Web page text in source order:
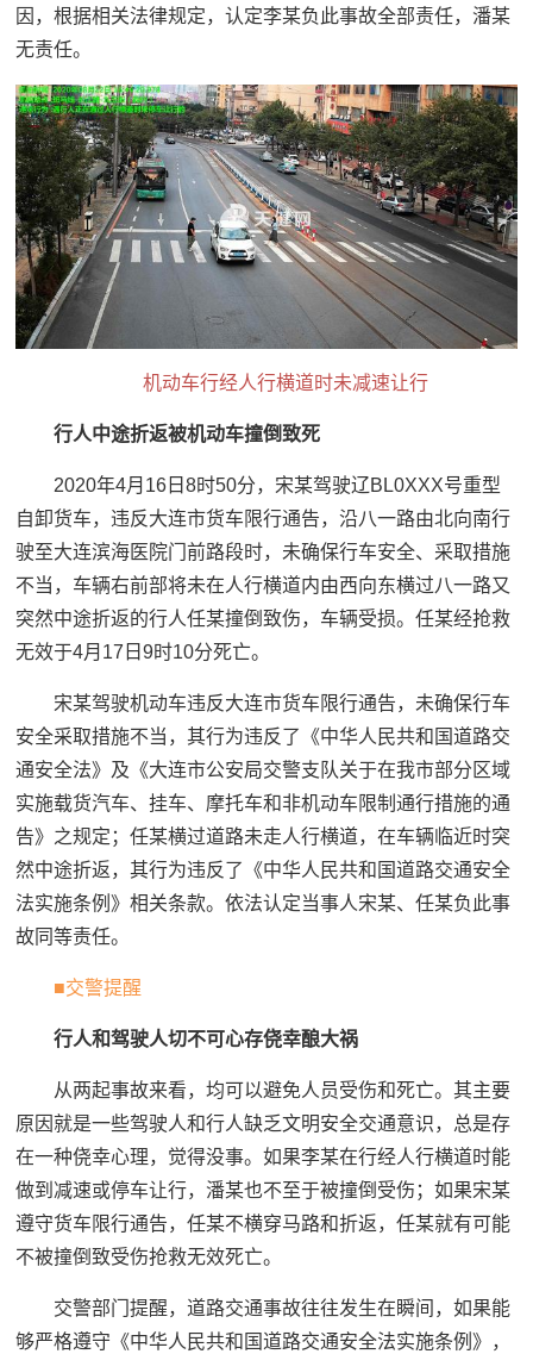
因，根据相关法律规定，认定李某负此事故全部责任，潘某
无责任。
机动车行经人行横道时未减速让行
行人中途折返被机动车撞倒致死
2020年4月16日8时50分，宋某驾驶辽BL0XXX号重型
自卸货车，违反大连市货车限行通告，沿八一路由北向南行
驶至大连滨海医院门前路段时，未确保行车安全、采取措施
不当，车辆右前部将未在人行横道内由西向东横过八一路又
突然中途折返的行人任某撞倒致伤，车辆受损。任某经抢救
无效于4月17日9时10分死亡。
宋某驾驶机动车违反大连市货车限行通告，未确保行车
安全采取措施不当，其行为违反了《中华人民共和国道路交
通安全法》及《大连市公安局交警支队关于在我市部分区域
实施载货汽车、挂车、摩托车和非机动车限制通行措施的通
告》之规定；任某横过道路未走人行横道，在车辆临近时突
然中途折返，其行为违反了《中华人民共和国道路交通安全
法实施条例》相关条款。依法认定当事人宋某、任某负此事
故同等责任。
■交警提醒
行人和驾驶人切不可心存侥幸酿大祸
从两起事故来看，均可以避免人员受伤和死亡。其主要
原因就是一些驾驶人和行人缺乏文明安全交通意识，总是存
在一种侥幸心理，觉得没事。如果李某在行经人行横道时能
做到减速或停车让行，潘某也不至于被撞倒受伤；如果宋某
遵守货车限行通告，任某不横穿马路和折返，任某就有可能
不被撞倒致受伤抢救无效死亡。
交警部门提醒，道路交通事故往往发生在瞬间，如果能
够严格遵守《中华人民共和国道路交通安全法实施条例》，